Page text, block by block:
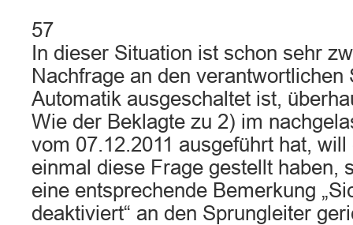
57
In dieser Situation ist schon sehr
Nachfrage an den verantwortlichen
Automatik ausgeschaltet ist,
Wie der Beklagte zu 2) im
vom 07.12.2011 ausgeführt hat,
einmal diese Frage gestellt haben,
eine entsprechende Bemerkung
deaktiviert“ an den Sprungleiter